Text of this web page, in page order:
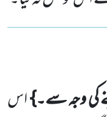
کی وجہ سے۔}اس